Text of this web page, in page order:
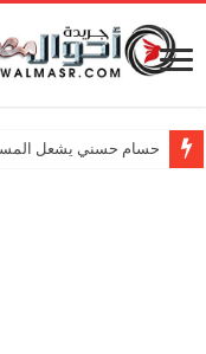
حسام حسني يشعل